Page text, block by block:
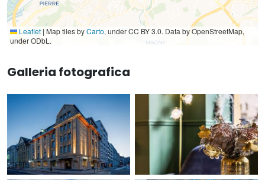
Leaflet | Map tiles byCarto, under CC BY 3.0. Data by OpenStreetMap,
under ODbL.
Galleria fotografica